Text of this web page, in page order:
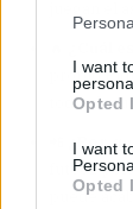
I want
Opted
I want
Opted
propio
todo el
¿Por
fútbol,
puede